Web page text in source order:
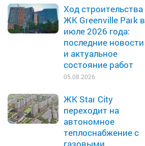
Ход строительства
ЖК Greenville Park в
июле 2026 года:
последние новости
и актуальное
состояние работ
05.08.2026
ЖК Star City
переходит на
автономное
теплоснабжение с